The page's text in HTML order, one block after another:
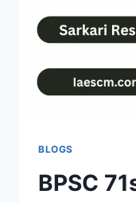
BLOGS
BPSC